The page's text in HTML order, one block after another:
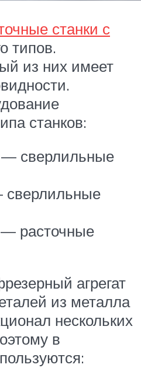
станки с
типов.
из них имеет
станков:
— сверлильные
— расточные
агрегат
из металла
нескольких
в